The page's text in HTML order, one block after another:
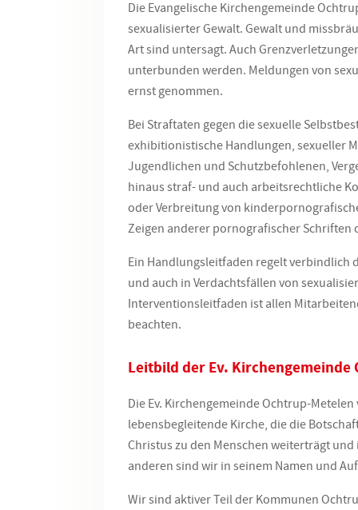
Die Evangelische Kirchengemeinde
sexualisierter Gewalt. Gewalt und
Art sind untersagt. Auch
unterbunden werden. Meldungen von
ernst genommen.
Bei Straftaten gegen die sexuelle
exhibitionistische Handlungen, sexueller
Jugendlichen und Schutzbefohlenen,
hinaus straf- und auch arbeitsrechtliche
oder Verbreitung von
Zeigen anderer pornografischer Schriften
Ein Handlungsleitfaden regelt verbindlich
und auch in Verdachtsfällen von
Interventionsleitfaden ist allen
beachten.
Leitbild der Ev. Kirchengemeinde
Die Ev. KirchengemeindeOchtrup-Metelen
lebensbegleitende Kirche, die die
Christus zu den Menschen weiterträgt
anderen sind wir in seinem Namen und
Wir sind aktiver Teil der Kommunen